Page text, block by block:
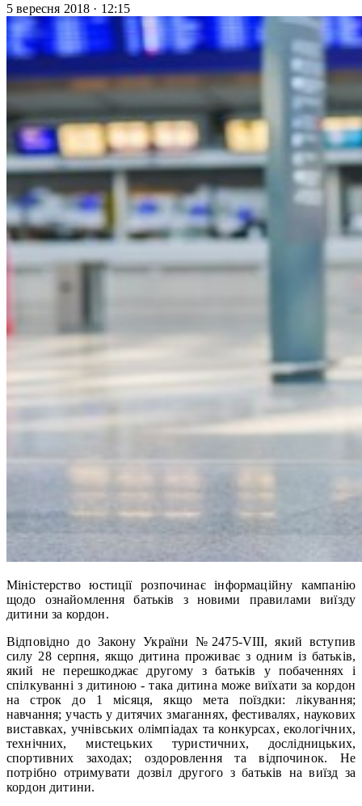
5 вересня 2018 · 12:15
Міністерство юстиції розпочинає інформаційну кампанію
щодо ознайомлення батьків з новими правилами виїзду
дитини за кордон.
Відповідно до Закону України №2475-VІІІ, який вступив
силу 28 серпня, якщо дитина проживає з одним із батьків,
який не перешкоджає другому з батьків у побаченнях і
спілкуванні з дитиною - така дитина може виїхати за кордон
на строк до 1 місяця, якщо мета поїздки: лікування;
навчання; участь у дитячих змаганнях, фестивалях, наукових
виставках, учнівських олімпіадах та конкурсах, екологічних,
технічних, мистецьких туристичних, дослідницьких,
спортивних заходах; оздоровлення та відпочинок. Не
потрібно отримувати дозвіл другого з батьків на виїзд за
кордон дитини.